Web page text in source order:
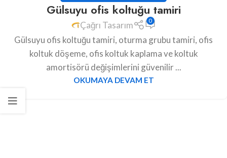
Gülsuyu ofis koltuğu tamiri
Çağrı Tasarım 0
Gülsuyu ofis koltuğu tamiri, oturma grubu tamiri, ofis
koltuk döşeme, ofis koltuk kaplama ve koltuk
amortisörü değişimlerini güvenilir ...
OKUMAYA DEVAM ET